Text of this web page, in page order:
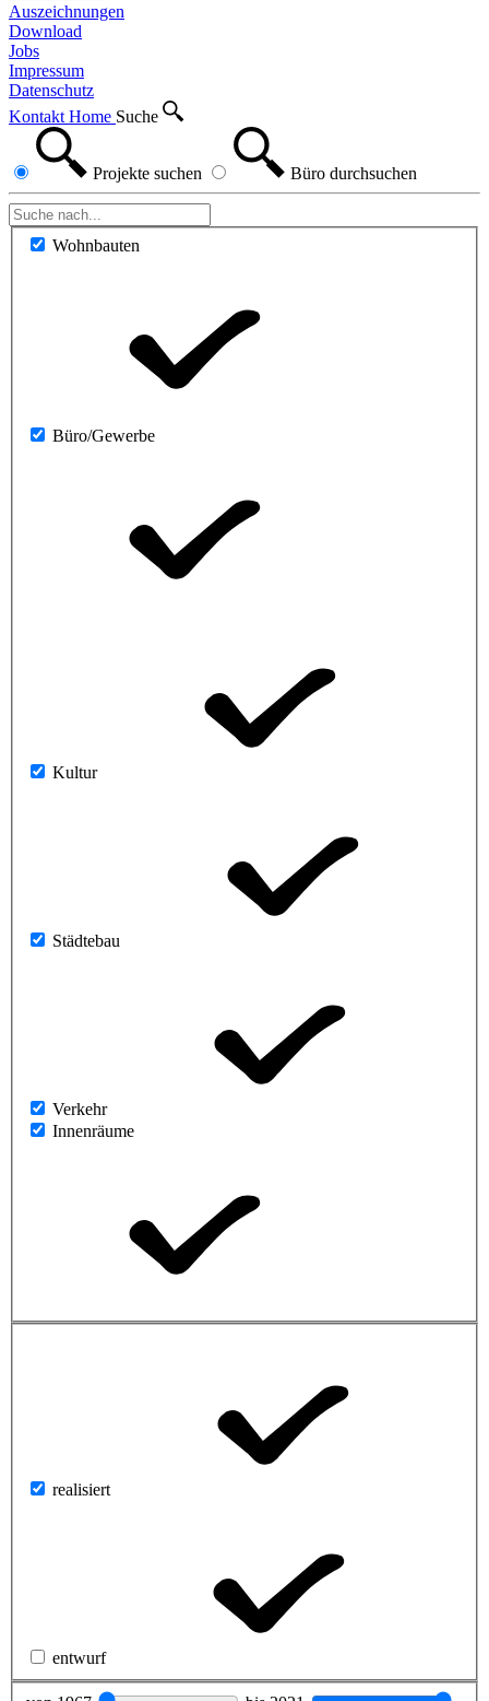
Auszeichnungen
Download
Jobs
Impressum
Datenschutz
Kontakt Home Suche
Projekte suchen Büro durchsuchen
Wohnbauten
Büro/Gewerbe
Kultur
Städtebau
Verkehr
Innenräume
realisiert
entwurf